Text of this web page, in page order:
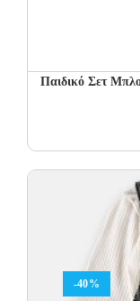
Παιδικό Σετ
-40%